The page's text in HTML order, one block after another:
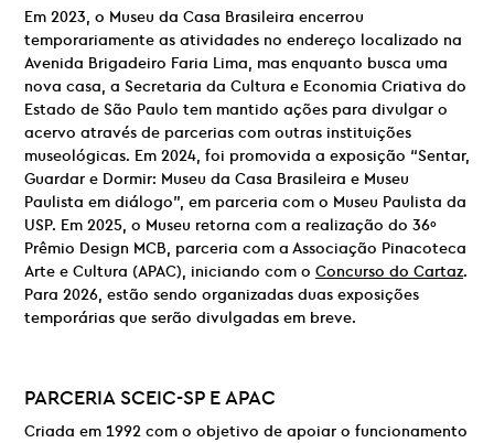
Em 2023, o Museu da Casa Brasileira encerrou
temporariamente as atividades no endereço localizado na
Avenida Brigadeiro Faria Lima, mas enquanto busca uma
nova casa, a Secretaria da Cultura e Economia Criativa do
Estado de São Paulo tem mantido ações para divulgar o
acervo através de parcerias com outras instituições
museológicas. Em 2024, foi promovida a exposição “Sentar,
Guardar e Dormir: Museu da Casa Brasileira e Museu
Paulista em diálogo”, em parceria com o Museu Paulista da
USP. Em 2025, o Museu retorna com a realização do 36º
Prêmio Design MCB, parceria com a Associação Pinacoteca
Arte e Cultura (APAC), iniciando com o Concurso do Cartaz.
Para 2026, estão sendo organizadas duas exposições
temporárias que serão divulgadas em breve.
PARCERIASCEIC-SP EAPAC
Criada em 1992 com o objetivo de apoiar o funcionamento